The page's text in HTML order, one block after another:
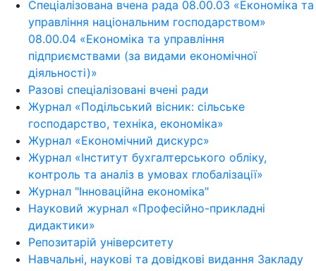
Спеціалізована вчена рада 08.00.03 «Економіка та
управління національним господарством»
08.00.04 «Економіка та управління
підприємствами (за видами економічної
діяльності)»
Разові спеціалізовані вчені ради
Журнал «Подільський вісник: сільське
господарство, техніка, економіка»
Журнал «Економічний дискурс»
Журнал «Інститут бухгалтерського обліку,
контроль та аналіз в умовах глобалізації»
Журнал "Інноваційна економіка"
Науковий журнал «Професійно-прикладні
дидактики»
Репозитарій університету
Навчальні, наукові та довідкові видання Закладу